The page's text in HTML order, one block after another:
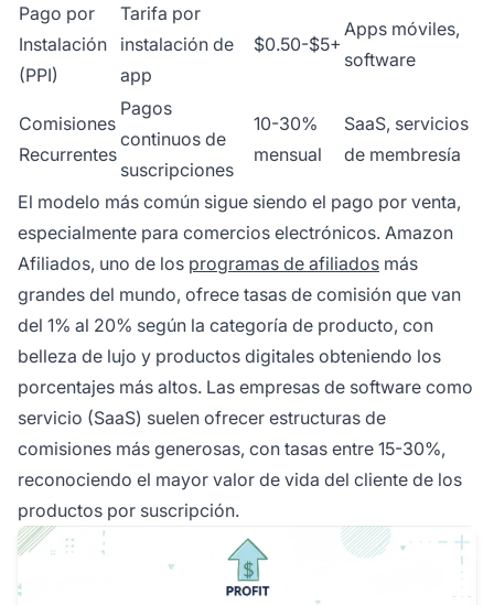
Pago por
Instalación
(PPI)
Tarifa por
instalación de
app
$0.50-$5+
Apps móviles,
software
Comisiones
Recurrentes
Pagos
continuos de
suscripciones
10-30%
mensual
SaaS, servicios
de membresía
El modelo más común sigue siendo el pago por venta,
especialmente para comercios electrónicos. Amazon
Afiliados, uno de los programas de afiliados más
grandes del mundo, ofrece tasas de comisión que van
del 1% al 20% según la categoría de producto, con
belleza de lujo y productos digitales obteniendo los
porcentajes más altos. Las empresas de software como
servicio (SaaS) suelen ofrecer estructuras de
comisiones más generosas, con tasas entre 15-30%,
reconociendo el mayor valor de vida del cliente de los
productos por suscripción.